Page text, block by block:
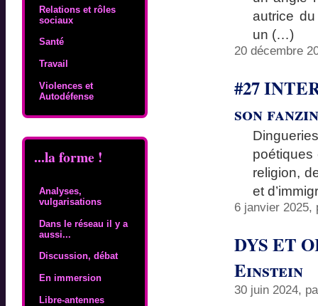
Relations et rôles
sociaux
Santé
Travail
Violences et
Autodéfense
...la forme !
Analyses,
vulgarisations
Dans le réseau il y a
aussi...
Discussion, débat
En immersion
Libre-antennes
autrice du
un (…)
20 décembre
#27
son
religion,
et
6 janvier 2025,
DYS ET
Einstein
30 juin 2024,